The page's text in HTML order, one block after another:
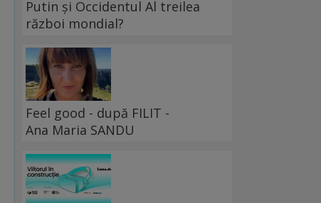
Putin și Occidentul Al treilea
război mondial?
Feel good - după FILIT -
Ana Maria SANDU